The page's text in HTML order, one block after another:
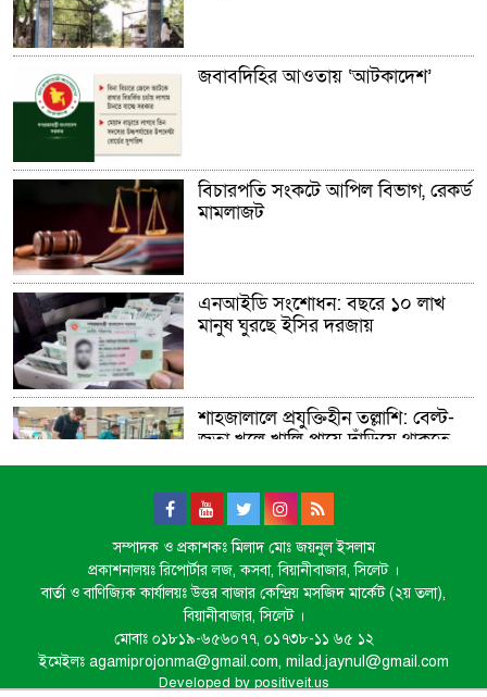
জবাবদিহির আওতায় ‘আটকাদেশ’
বিচারপতি সংকটে আপিল বিভাগ, রেকর্ড
মামলাজট
এনআইডি সংশোধন: বছরে ১০ লাখ
মানুষ ঘুরছে ইসির দরজায়
শাহজালালে প্রযুক্তিহীন তল্লাশি: বেল্ট-
জুতা খুলে খালি পায়ে দাঁড়িয়ে থাকতে
হয় যাত্রীদের
একের পর এক অনুষ্ঠানে হট্টগোল,
নেপথ্যে কী
পিকআপসহ তিনজনকে ধরল সিলেট
র‌্যাব
সম্পাদক ও প্রকাশকঃ মিলাদ মোঃ জয়নুল ইসলাম
প্রকাশনালয়ঃ রিপোর্টার লজ, কসবা, বিয়ানীবাজার, সিলেট ।
বার্তা ও বাণিজ্যিক কার্যালয়ঃ উত্তর বাজার কেন্দ্রিয় মসজিদ মার্কেট (২য় তলা),
বিয়ানীবাজার, সিলেট ।
মোবাঃ ০১৮১৯-৬৫৬০৭৭, ০১৭৩৮-১১ ৬৫ ১২
ইমেইলঃ agamiprojonma@gmail.com, milad.jaynul@gmail.com
Developed by positiveit.us